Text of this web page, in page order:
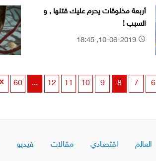
أربعة مخلوقات يحرم عليك قتلها , و
السبب !
10-06-2019, 18:45
6
7
8
9
10
11
12
...
60
العالم اقتصادي مقالات فيديو